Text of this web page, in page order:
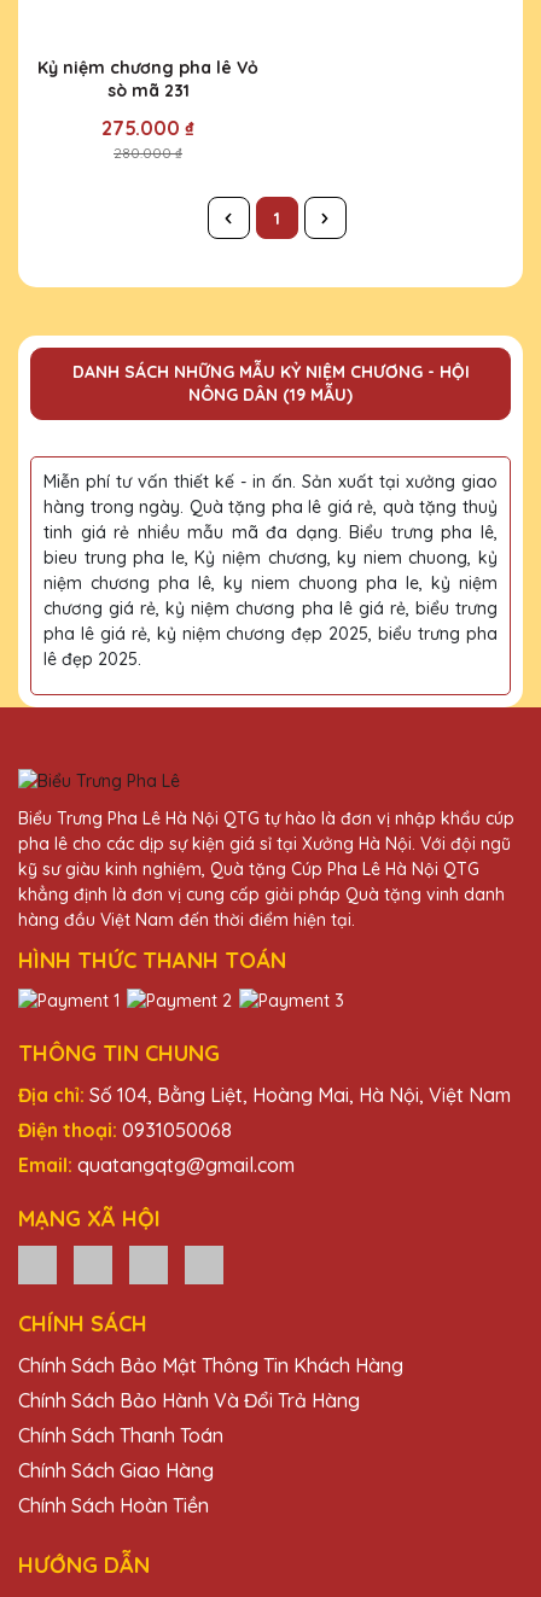
Kỷ niệm chương pha lê Vỏ
sò mã 231
275.000 ₫
280.000 ₫
1
DANH SÁCH NHỮNG MẪU KỶ NIỆM CHƯƠNG - HỘI
NÔNG DÂN (19 MẪU)
Miễn phí tư vấn thiết kế - in ấn. Sản xuất tại xưởng giao
hàng trong ngày. Quà tặng pha lê giá rẻ, quà tặng thuỷ
tinh giá rẻ nhiều mẫu mã đa dạng. Biểu trưng pha lê,
bieu trung pha le, Kỷ niệm chương, ky niem chuong, kỷ
niệm chương pha lê, ky niem chuong pha le, kỷ niệm
chương giá rẻ, kỷ niệm chương pha lê giá rẻ, biểu trưng
pha lê giá rẻ, kỷ niệm chương đẹp 2025, biểu trưng pha
lê đẹp 2025.
Biểu Trưng Pha Lê Hà Nội QTG tự hào là đơn vị nhập khẩu cúp
pha lê cho các dịp sự kiện giá sỉ tại Xưởng Hà Nội. Với đội ngũ
kỹ sư giàu kinh nghiệm, Quà tặng Cúp Pha Lê Hà Nội QTG
khẳng định là đơn vị cung cấp giải pháp Quà tặng vinh danh
hàng đầu Việt Nam đến thời điểm hiện tại.
HÌNH THỨC THANH TOÁN
THÔNG TIN CHUNG
Địa chỉ: Số 104, Bằng Liệt, Hoàng Mai, Hà Nội, Việt Nam
Điện thoại: 0931050068
Email: quatangqtg@gmail.com
MẠNG XÃ HỘI
CHÍNH SÁCH
Chính Sách Bảo Mật Thông Tin Khách Hàng
Chính Sách Bảo Hành Và Đổi Trả Hàng
Chính Sách Thanh Toán
Chính Sách Giao Hàng
Chính Sách Hoàn Tiền
HƯỚNG DẪN